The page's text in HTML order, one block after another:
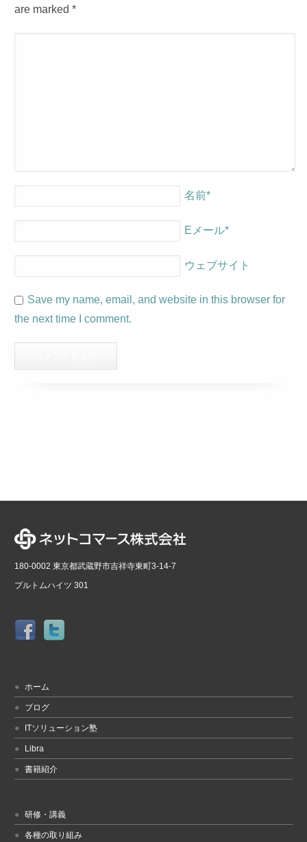
are marked*
名前*
Eメール*
ウェブサイト
Save my name, email, and website in this browser for
the next time I comment.
180-0002 東京都武蔵野市吉祥寺東町3-14-7
プルトムハイツ 301
ホーム
ブログ
ITソリューション塾
Libra
書籍紹介
研修・講義
各種の取り組み